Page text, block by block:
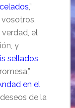
,”
vosotros,
el
y
sellados
en el
de la